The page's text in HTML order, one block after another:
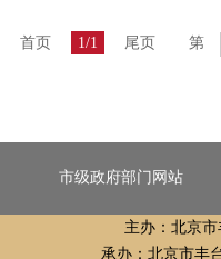
首页 1/1 尾页 第
市级政府部门网站
主办：北京
承办：北京市丰